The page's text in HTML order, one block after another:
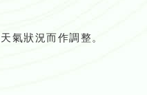
氣狀況而作調整。